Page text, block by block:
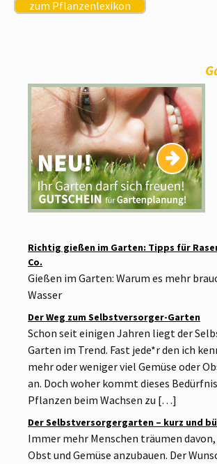
zum Pflanzenlexikon
Richtig gießen im Garten: Tipps für
Co.
Gießen im Garten: Warum es mehr
Wasser
Der Weg zum Selbstversorger-Garten
Schon seit einigen Jahren liegt der
Garten im Trend. Fast jede*r den ich
mehr oder weniger viel Gemüse oder
an. Doch woher kommt dieses
Pflanzen beim Wachsen zu […]
Der Selbstversorgergarten – kurz und
Immer mehr Menschen träumen
Obst und Gemüse anzubauen. Der